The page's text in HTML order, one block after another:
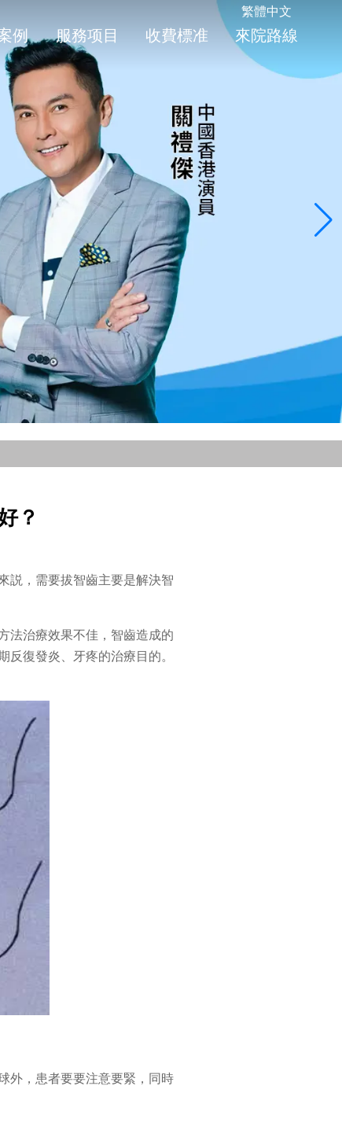
繁體中文
例 服務项目 收費標准 來院路線
？
説，需要拔智齒主要是解決智
法治療效果不佳，智齒造成的
復發炎、牙疼的治療目的。
外，患者要要注意要緊，同時